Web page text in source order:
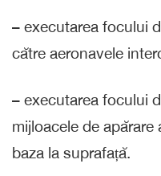
– executarea focului
către aeronavele
– executarea focului
mijloacele de apărare
baza la suprafață.